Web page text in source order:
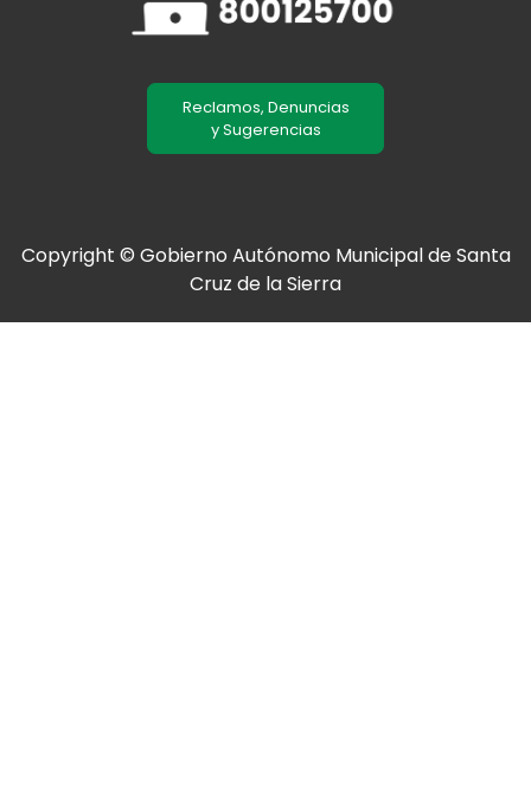
Reclamos, Denuncias
y Sugerencias
Copyright © Gobierno Autónomo Municipal de Santa
Cruz de la Sierra